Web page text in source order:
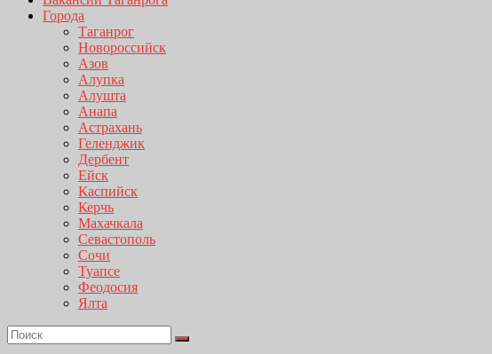
Города
Таганрог
Новороссийск
Азов
Алупка
Алушта
Анапа
Астрахань
Геленджик
Дербент
Ейск
Каспийск
Керчь
Махачкала
Севастополь
Сочи
Туапсе
Феодосия
Ялта